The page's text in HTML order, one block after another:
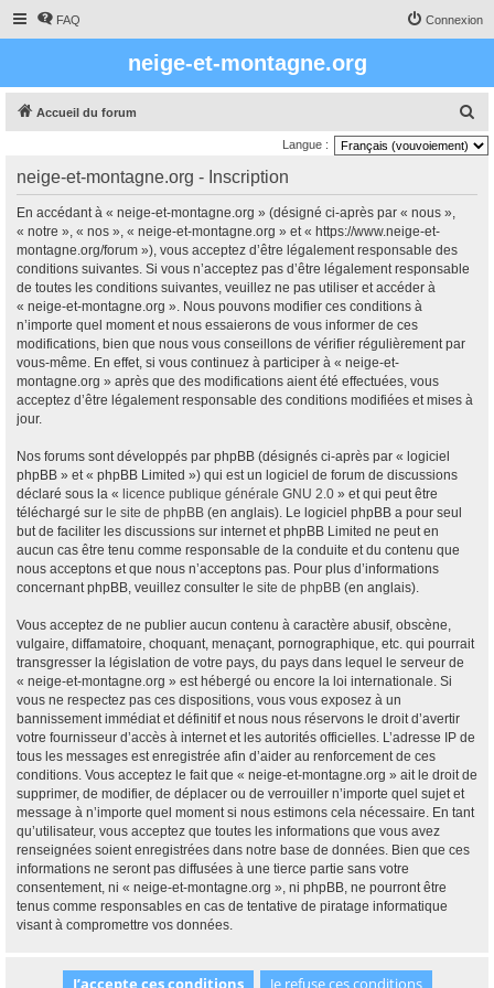
FAQ Connexion
neige-et-montagne.org
Accueil du forum
e
Langue :
neige-et-montagne.org - Inscription
En accédant à « neige-et-montagne.org » (désigné ci-après par « nous »,
« notre », « nos », « neige-et-montagne.org » et « https://www.neige-et-
montagne.org/forum »), vous acceptez d’être légalement responsable des
conditions suivantes. Si vous n’acceptez pas d’être légalement responsable
de toutes les conditions suivantes, veuillez ne pas utiliser et accéder à
« neige-et-montagne.org ». Nous pouvons modifier ces conditions à
n’importe quel moment et nous essaierons de vous informer de ces
modifications, bien que nous vous conseillons de vérifier régulièrement par
vous-même. En effet, si vous continuez à participer à « neige-et-
montagne.org » après que des modifications aient été effectuées, vous
acceptez d’être légalement responsable des conditions modifiées et mises à
jour.
Nos forums sont développés par phpBB (désignés ci-après par « logiciel
phpBB » et « phpBB Limited ») qui est un logiciel de forum de discussions
déclaré sous la « licence publique générale GNU 2.0 » et qui peut être
téléchargé sur le site de phpBB (en anglais). Le logiciel phpBB a pour seul
but de faciliter les discussions sur internet et phpBB Limited ne peut en
aucun cas être tenu comme responsable de la conduite et du contenu que
nous acceptons et que nous n’acceptons pas. Pour plus d’informations
concernant phpBB, veuillez consulter le site de phpBB (en anglais).
Vous acceptez de ne publier aucun contenu à caractère abusif, obscène,
vulgaire, diffamatoire, choquant, menaçant, pornographique, etc. qui pourrait
transgresser la législation de votre pays, du pays dans lequel le serveur de
« neige-et-montagne.org » est hébergé ou encore la loi internationale. Si
vous ne respectez pas ces dispositions, vous vous exposez à un
bannissement immédiat et définitif et nous nous réservons le droit d’avertir
votre fournisseur d’accès à internet et les autorités officielles. L’adresse IP de
tous les messages est enregistrée afin d’aider au renforcement de ces
conditions. Vous acceptez le fait que « neige-et-montagne.org » ait le droit de
supprimer, de modifier, de déplacer ou de verrouiller n’importe quel sujet et
message à n’importe quel moment si nous estimons cela nécessaire. En tant
qu’utilisateur, vous acceptez que toutes les informations que vous avez
renseignées soient enregistrées dans notre base de données. Bien que ces
informations ne seront pas diffusées à une tierce partie sans votre
consentement, ni « neige-et-montagne.org », ni phpBB, ne pourront être
tenus comme responsables en cas de tentative de piratage informatique
visant à compromettre vos données.